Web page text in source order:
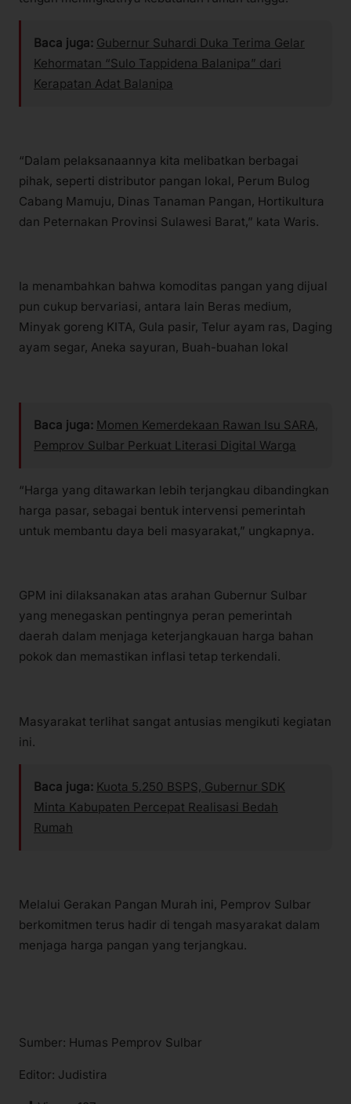
Baca juga: Gubernur Suhardi Duka Terima Gelar
Kehormatan “Sulo Tappidena Balanipa” dari
Kerapatan Adat Balanipa
“Dalam pelaksanaannya kita melibatkan berbagai
pihak, seperti distributor pangan lokal, Perum Bulog
Cabang Mamuju, Dinas Tanaman Pangan, Hortikultura
dan Peternakan Provinsi Sulawesi Barat,” kata Waris.
Ia menambahkan bahwa komoditas pangan yang dijual
pun cukup bervariasi, antara lain Beras medium,
Minyak goreng KITA, Gula pasir, Telur ayam ras, Daging
ayam segar, Aneka sayuran, Buah-buahan lokal
Baca juga: Momen Kemerdekaan Rawan Isu SARA,
Pemprov Sulbar Perkuat Literasi Digital Warga
“Harga yang ditawarkan lebih terjangkau dibandingkan
harga pasar, sebagai bentuk intervensi pemerintah
untuk membantu daya beli masyarakat,” ungkapnya.
GPM ini dilaksanakan atas arahan Gubernur Sulbar
yang menegaskan pentingnya peran pemerintah
daerah dalam menjaga keterjangkauan harga bahan
pokok dan memastikan inflasi tetap terkendali.
Masyarakat terlihat sangat antusias mengikuti kegiatan
ini.
Baca juga: Kuota 5.250 BSPS, Gubernur SDK
Minta Kabupaten Percepat Realisasi Bedah
Rumah
Melalui Gerakan Pangan Murah ini, Pemprov Sulbar
berkomitmen terus hadir di tengah masyarakat dalam
menjaga harga pangan yang terjangkau.
Sumber: Humas Pemprov Sulbar
Editor: Judistira